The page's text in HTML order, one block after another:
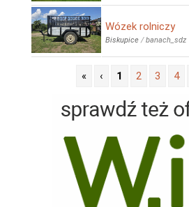
Wózek rolniczy
Biskupice /banach_sdz
« ‹ 1 2 3 4